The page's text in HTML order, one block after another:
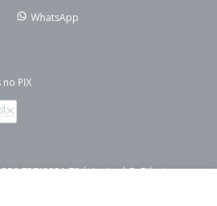
WhatsApp
PIX
0001-70 | Av. José P. Ribeiro